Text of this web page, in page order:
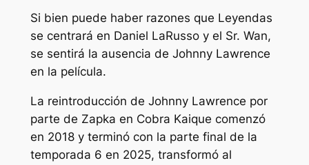
Si bien puede haber razones que Leyendas
se centrará en Daniel LaRusso y el Sr. Wan,
se sentirá la ausencia de Johnny Lawrence
en la película.
La reintroducción de Johnny Lawrence por
parte de Zapka en Cobra Kaique comenzó
en 2018 y terminó con la parte final de la
temporada 6 en 2025, transformó al